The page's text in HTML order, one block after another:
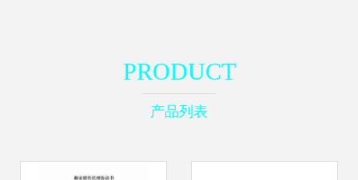
PRODUCT
产品列表